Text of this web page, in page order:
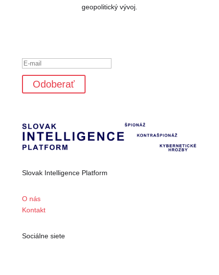
geopolitický vývoj.
Odoberať
Slovak Intelligence Platform
O nás
Kontakt
Sociálne siete